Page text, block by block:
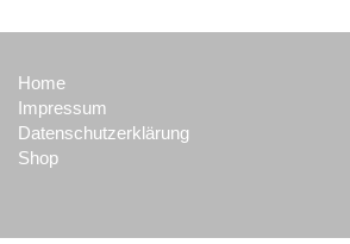
Home
Impressum
Datenschutzerklärung
Shop